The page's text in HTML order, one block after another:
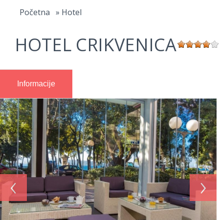
Početna » Hotel
HOTEL CRIKVENICA
Informacije
‹ ›